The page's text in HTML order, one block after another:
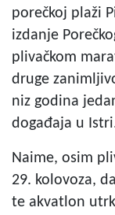
porečkoj plaži
izdanje
plivačkom
druge
niz godina
događaja u
Naime, osim
29. kolovoza,
te akvatlon